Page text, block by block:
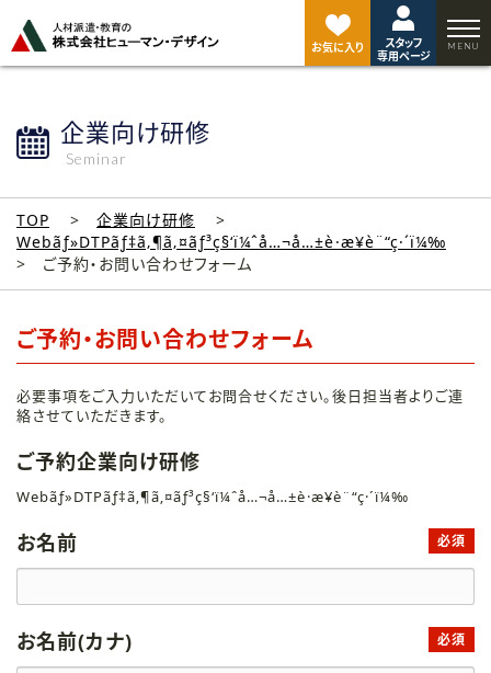
お気に入り
スタッフ
専用ページ
企業向け研修
Seminar
TOP
企業向け研修
Webãƒ»DTPãƒ‡ã‚¶ã‚¤ãƒ³ç§‘ï¼ˆå…¬å…±è·æ¥­è¨“ç·´ï¼‰
ご予約・お問い合わせフォーム
ご予約・お問い合わせフォーム
必要事項をご入力いただいてお問合せください。後日担当者よりご連
絡させていただきます。
ご予約企業向け研修
Webãƒ»DTPãƒ‡ã‚¶ã‚¤ãƒ³ç§‘ï¼ˆå…¬å…±è·æ¥­è¨“ç·´ï¼‰
お名前 必須
お名前(カナ) 必須
ジ
ト